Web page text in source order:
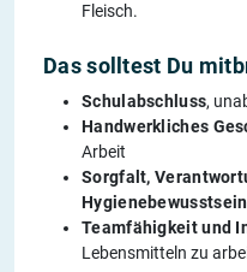
Fleisch.
Das solltest Du
Schulabschluss,
Handwerkliches
Arbeit
Sorgfalt,
Hygienebewusstsein
Teamfähigkeit und
Lebensmitteln zu